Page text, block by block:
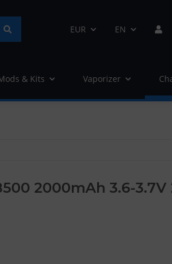
EUR EN
& Kits Vaporizer
2000mAh 3.6-3.7V